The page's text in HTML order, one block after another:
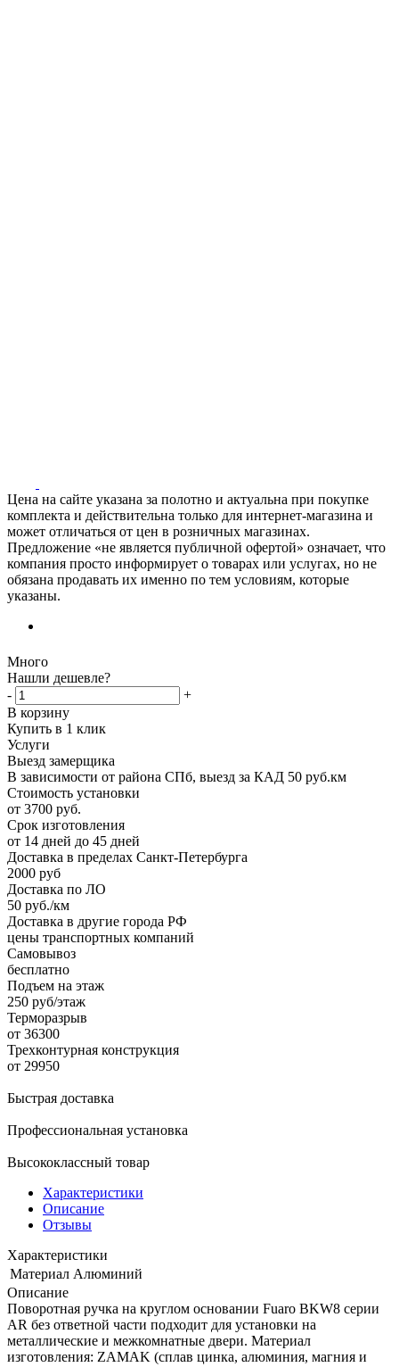
Цена на сайте указана за полотно и актуальна при покупке
комплекта и действительна только для интернет-магазина и
может отличаться от цен в розничных магазинах.
Предложение «не является публичной офертой» означает, что
компания просто информирует о товарах или услугах, но не
обязана продавать их именно по тем условиям, которые
указаны.
Много
Нашли дешевле?
-
+
В корзину
Купить в 1 клик
Услуги
Выезд замерщика
В зависимости от района СПб, выезд за КАД 50 руб.км
Стоимость установки
от 3700 руб.
Срок изготовления
от 14 дней до 45 дней
Доставка в пределах Санкт-Петербурга
2000 руб
Доставка по ЛО
50 руб./км
Доставка в другие города РФ
цены транспортных компаний
Самовывоз
бесплатно
Подъем на этаж
250 руб/этаж
Терморазрыв
от 36300
Трехконтурная конструкция
от 29950
Быстрая доставка
Профессиональная установка
Высококлассный товар
Характеристики
Описание
Отзывы
Характеристики
Материал Алюминий
Описание
Поворотная ручка на круглом основании Fuaro BKW8 серии
AR без ответной части подходит для установки на
металлические и межкомнатные двери. Материал
изготовления: ZAMAK (сплав цинка, алюминия, магния и